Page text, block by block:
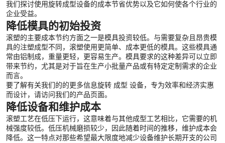
我们探讨使用旋转成型设备的成本节省优势以及它如何使各个行业的
企业受益。
降低模具的初始投资
滚塑的主要成本节约方面之一是模具投资较低。与需要复杂且昂贵模
具的注塑成型不同，滚塑使用更简单、成本更低的模具。这些模具通
常由铝制成，重量更轻，更容易生产。模具要求的这种差异可以立即
带来节约，尤其是对于旨在生产小批量产品或有特定定制需求的企业
而言。
要了解有关我们的的更多信息旋转 成型 设备，专为效率和经济实惠
而设计，请访问我们的产品页面。
降低设备和维护成本
滚塑工艺在低压下运行，这意味着与其他成型工艺相比，它需要的机
械强度较低。​​低压机械磨损较少，因此随着时间的推移，维护成本会
降低。这一特点对那些希望最大限度地减少设备维护长期开支的公司